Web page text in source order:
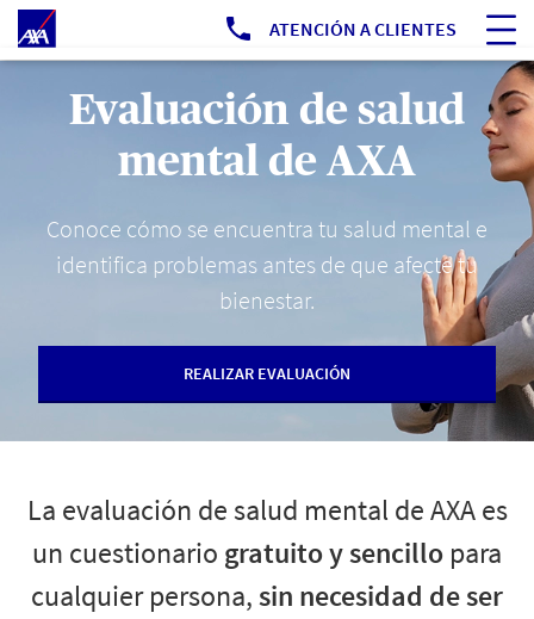
Ir a Portal Público ATENCIÓN A CLIENTES
Evaluación de salud
mental de AXA
Conoce cómo se encuentra tu salud mental e
identifica problemas antes de que afecte tu
bienestar.
REALIZAR EVALUACIÓN
La evaluación de salud mental de AXA es
un cuestionario gratuito y sencillo para
cualquier persona,sin necesidad de ser